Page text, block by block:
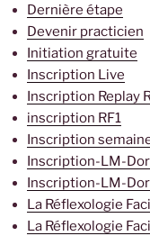
Dernière étape
Devenir practicien
Initiation gratuite
Inscription Live
Inscription Replay
inscription RF1
Inscription
Inscription-LM-
Inscription-LM-
La Réflexologie
La Réflexologie